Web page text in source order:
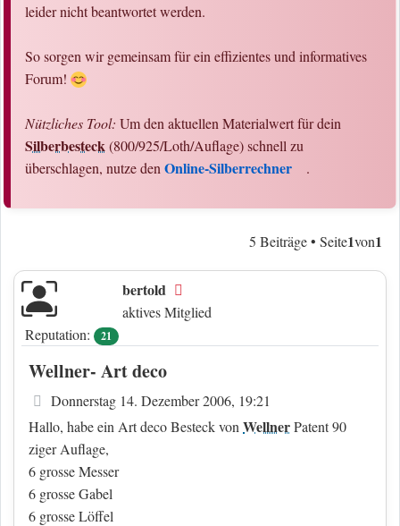
leider nicht beantwortet werden.
So sorgen wir gemeinsam für ein effizientes und informatives
Forum!
Nützliches Tool: Um den aktuellen Materialwert für dein
Silberbesteck(800/925/Loth/Auflage) schnell zu
überschlagen, nutze den Online-Silberrechner .
5 Beiträge • Seite1von1
bertold
aktives Mitglied
Reputation:
21
Wellner- Art deco
Beitrag
Donnerstag 14. Dezember 2006, 19:21
Hallo, habe ein Art deco Besteck von WellnerPatent 90
ziger Auflage,
6 grosse Messer
6 grosse Gabel
6 grosse Löffel